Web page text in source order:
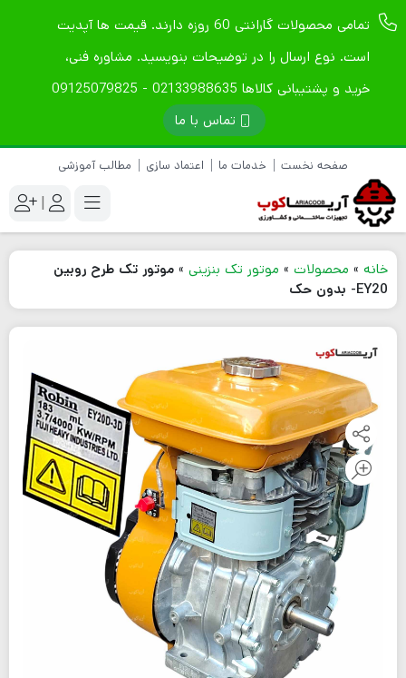
تمامی محصولات گارانتی 60 روزه دارند. قیمت ها آپدیت
است. نوع ارسال را در توضیحات بنویسید. مشاوره فنی،
خرید و پشتیبانی کالاها 02133988635 - 09125079825
تماس با ما
صفحه نخست خدمات ما اعتماد سازی مطالب آموزشی
|
خانه » محصولات » موتور تک بنزینی » موتور تک طرح روبین
EY20- بدون حک